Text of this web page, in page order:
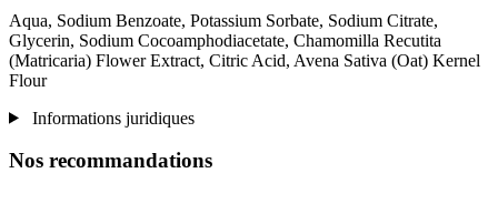
Aqua, Sodium Benzoate, Potassium Sorbate, Sodium Citrate,
Glycerin, Sodium Cocoamphodiacetate, Chamomilla Recutita
(Matricaria) Flower Extract, Citric Acid, Avena Sativa (Oat) Kernel
Flour
Informations juridiques
Nos recommandations